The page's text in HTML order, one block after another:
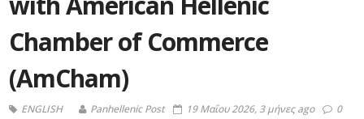
Chamber of Commerce
(AmCham)
ENGLISH Panhellenic Post 19 Μαΐου 2026, 3 μήνες ago
0